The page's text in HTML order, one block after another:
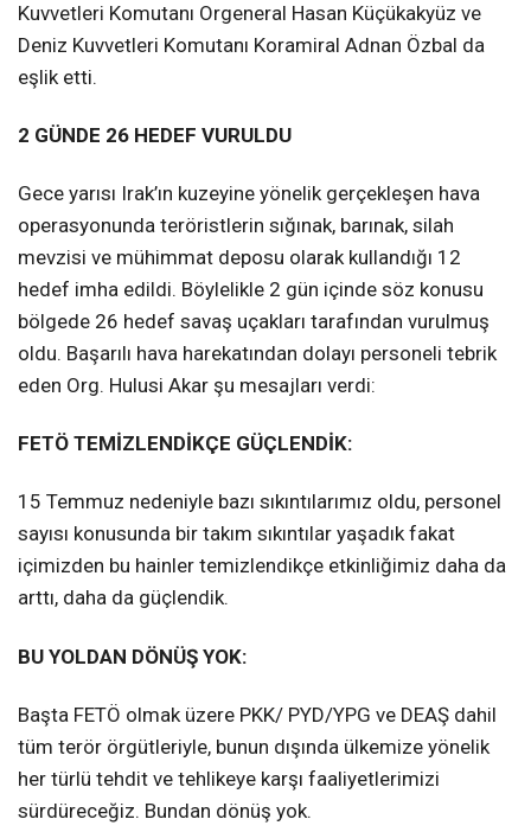
Kuvvetleri Komutanı Orgeneral Hasan Küçükakyüz ve
Deniz Kuvvetleri Komutanı Koramiral Adnan Özbal da
eşlik etti.
2 GÜNDE 26 HEDEF VURULDU
Gece yarısı Irak’ın kuzeyine yönelik gerçekleşen hava
operasyonunda teröristlerin sığınak, barınak, silah
mevzisi ve mühimmat deposu olarak kullandığı 12
hedef imha edildi. Böylelikle 2 gün içinde söz konusu
bölgede 26 hedef savaş uçakları tarafından vurulmuş
oldu. Başarılı hava harekatından dolayı personeli tebrik
eden Org. Hulusi Akar şu mesajları verdi:
FETÖ TEMİZLENDİKÇE GÜÇLENDİK:
15 Temmuz nedeniyle bazı sıkıntılarımız oldu, personel
sayısı konusunda bir takım sıkıntılar yaşadık fakat
içimizden bu hainler temizlendikçe etkinliğimiz daha da
arttı, daha da güçlendik.
BU YOLDAN DÖNÜŞ YOK:
Başta FETÖ olmak üzere PKK/ PYD/YPG ve DEAŞ dahil
tüm terör örgütleriyle, bunun dışında ülkemize yönelik
her türlü tehdit ve tehlikeye karşı faaliyetlerimizi
sürdüreceğiz. Bundan dönüş yok.